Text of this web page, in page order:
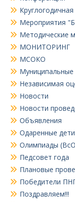
Мероприятия
Методические
МОНИТОРИНГ
МСОКО
Независимая
Новости
Новости
Объявления
Одаренные дети
Олимпиады
Педсовет года
Плановые
Победители
Поздравляем!!!